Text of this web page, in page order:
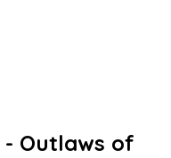
- Outlaws of